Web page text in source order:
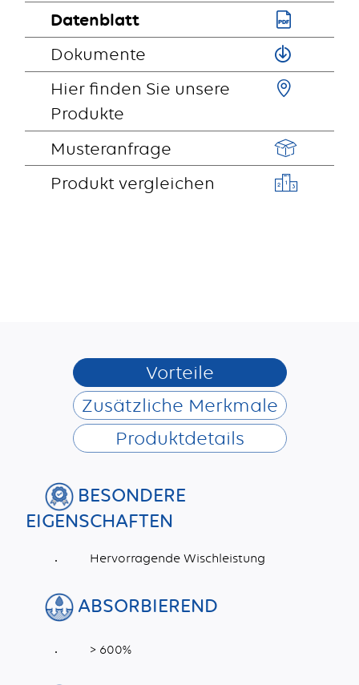
Datenblatt
Dokumente
Hier finden Sie unsere
Produkte
Musteranfrage
Produkt vergleichen
Vorteile
Zusätzliche Merkmale
Produktdetails
BESONDERE
EIGENSCHAFTEN
Hervorragende Wischleistung
ABSORBIEREND
> 600%